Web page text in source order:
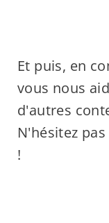
Et puis, en
vous nous
d'autres
N'hésitez
!